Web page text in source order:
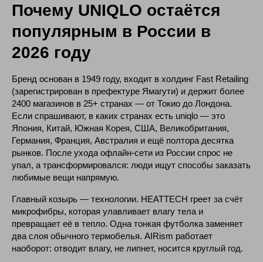
Почему UNIQLO остаётся
популярным в России в
2026 году
Бренд основан в 1949 году, входит в холдинг Fast Retailing
(зарегистрирован в префектуре Ямагути) и держит более
2400 магазинов в 25+ странах — от Токио до Лондона.
Если спрашивают, в каких странах есть uniqlo — это
Япония, Китай, Южная Корея, США, Великобритания,
Германия, Франция, Австралия и ещё полтора десятка
рынков. После ухода офлайн-сети из России спрос не
упал, а трансформировался: люди ищут способы заказать
любимые вещи напрямую.
Главный козырь — технологии. HEATTECH греет за счёт
микрофибры, которая улавливает влагу тела и
превращает её в тепло. Одна тонкая футболка заменяет
два слоя обычного термобелья. AIRism работает
наоборот: отводит влагу, не липнет, носится круглый год.